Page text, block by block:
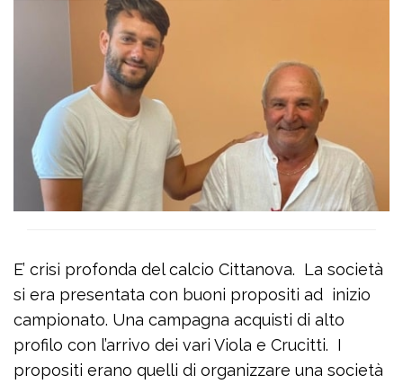
E’ crisi profonda del calcio Cittanova. La società
si era presentata con buoni propositi ad inizio
campionato. Una campagna acquisti di alto
profilo con l’arrivo dei vari Viola e Crucitti. I
propositi erano quelli di organizzare una società